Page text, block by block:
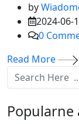
by
2024-06-
0
Read More
Popularne